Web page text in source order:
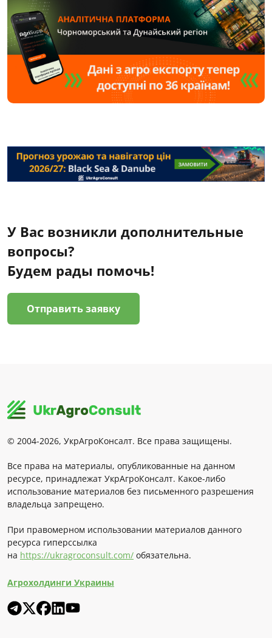
У Вас возникли дополнительные
вопросы?
Будем рады помочь!
Отправить заявку
© 2004-2026, УкрАгроКонсалт. Все права защищены.
Все права на материалы, опубликованные на данном
ресурсе, принадлежат УкрАгроКонсалт. Какое-либо
использование материалов без письменного разрешения
владельца запрещено.
При правомерном использовании материалов данного
ресурса гиперссылка
на https://ukragroconsult.com/ обязательна.
Агрохолдинги Украины